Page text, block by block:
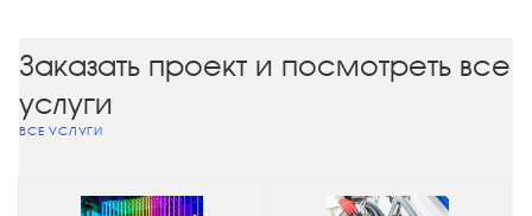
Заказать проект и посмотреть все
услуги
ВСЕ УСЛУГИ